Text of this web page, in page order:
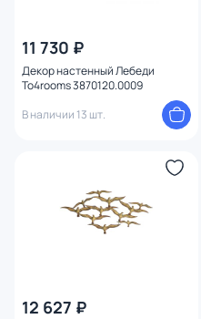
11 730 ₽
Декор настенный Лебеди
To4rooms 3870120.0009
В наличии 13 шт.
12 627 ₽